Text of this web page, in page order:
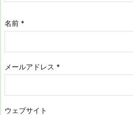
名前 *
メールアドレス *
ウェブサイト